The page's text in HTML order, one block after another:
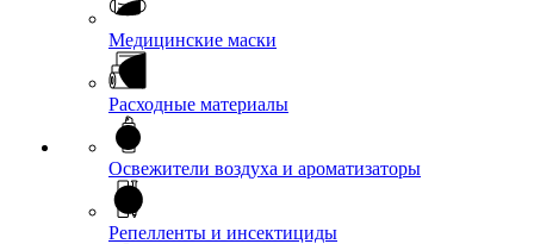
Медицинские маски
Расходные материалы
Освежители воздуха и ароматизаторы
Репелленты и инсектициды